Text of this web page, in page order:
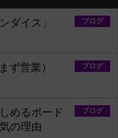
ブログ
ダイス」
ブログ
ず営業）
ブログ
めるボード
の理由